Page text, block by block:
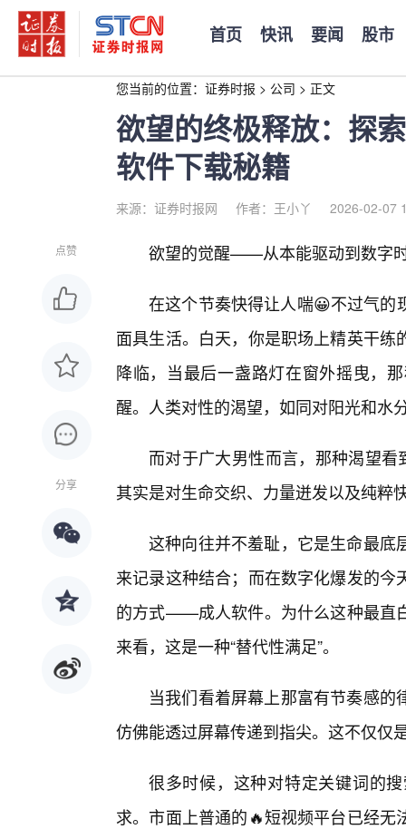
首页 快讯 要闻 股市
您当前的位置： 证券时报 > 公司 > 正文
欲望的终极释放：探
软件下载秘籍
来源：证券时报网 作者：王小丫 2026-02-07
点赞
分享
欲望的觉醒——从本能驱动到数字
在这个节奏快得让人喘😀不过气的
面具生活。白天，你是职场上精英干
降临，当最后一盏路灯在窗外摇曳，
醒。人类对性的渴望，如同对阳光和水
而对于广大男性而言，那种渴望看
其实是对生命交织、力量迸发以及纯粹
这种向往并不羞耻，它是生命最底
来记录这种结合；而在数字化爆发的
的方式——成人软件。为什么这种最直
来看，这是一种“替代性满足”。
当我们看着屏幕上那富有节奏感
仿佛能透过屏幕传递到指尖。这不仅仅
很多时候，这种对特定关键词的
求。市面上普通的🔥短视频平台已经